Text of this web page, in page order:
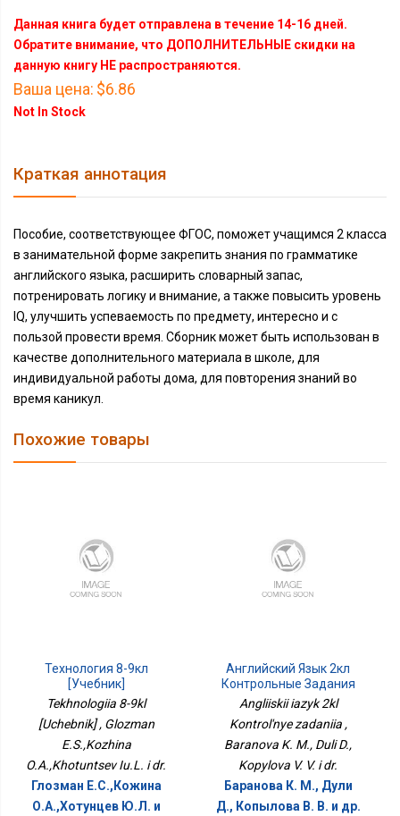
Данная книга будет отправлена в течение 14-16 дней.
Обратите внимание, что ДОПОЛНИТЕЛЬНЫЕ скидки на
данную книгу НЕ распространяются.
Ваша цена: $6.86
Not In Stock
Краткая аннотация
Пособие, соответствующее ФГОС, поможет учащимся 2 класса
в занимательной форме закрепить знания по грамматике
английского языка, расширить словарный запас,
потренировать логику и внимание, а также повысить уровень
IQ, улучшить успеваемость по предмету, интересно и с
пользой провести время. Сборник может быть использован в
качестве дополнительного материала в школе, для
индивидуальной работы дома, для повторения знаний во
время каникул.
Похожие товары
Технология 8-9кл
[Учебник]
Tekhnologiia 8-9kl
[Uchebnik] , Glozman
E.S.,Kozhina
O.A.,Khotuntsev Iu.L. i dr.
Глозман Е.С.,Кожина
О.А.,Хотунцев Ю.Л. и
Английский Язык 2кл
Контрольные Задания
Angliiskii iazyk 2kl
Kontrol'nye zadaniia ,
Baranova K. M., Duli D.,
Kopylova V. V. i dr.
Баранова К. М., Дули
Д., Копылова В. В. и др.